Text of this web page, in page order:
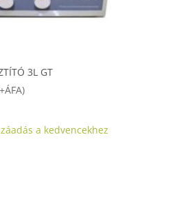
3L GT
a kedvencekhez